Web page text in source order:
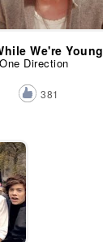
We're Young
One Direction
381